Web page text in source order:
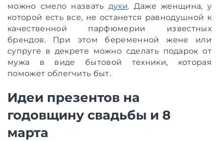
можно смело назвать духи. Даже женщина, у
которой есть все, не останется равнодушной к
качественной парфюмерии известных
брендов. При этом беременной жене или
супруге в декрете можно сделать подарок от
мужа в виде бытовой техники, которая
поможет облегчить быт.
Идеи презентов на
годовщину свадьбы и 8
марта